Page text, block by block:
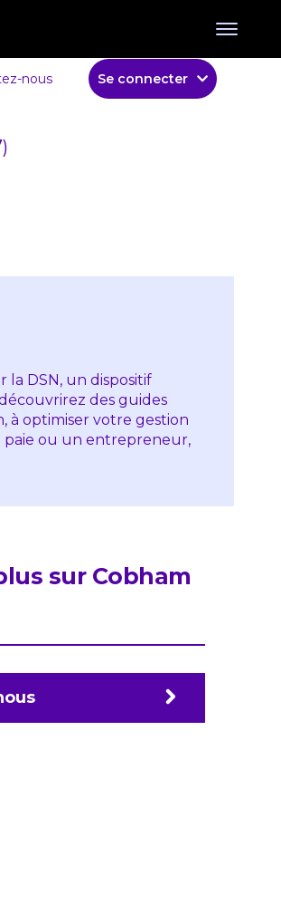
nous Se connecter
DSN, un dispositif
des guides
à optimiser votre gestion
paie ou un entrepreneur,
sur Cobham